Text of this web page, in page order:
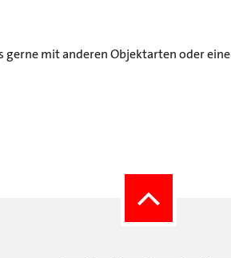
gerne mit anderen Objektarten oder